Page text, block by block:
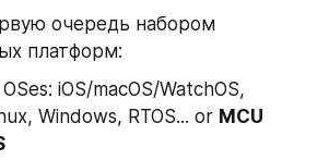
очередь набором
платформ:
iOS/macOS/WatchOS,
Windows, RTOS... or MCU